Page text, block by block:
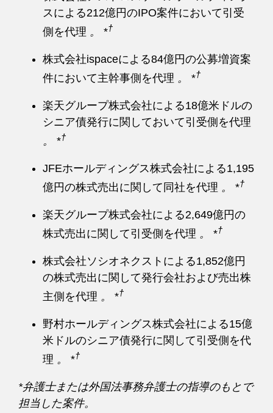
スによる212億円のIPO案件において引受
側を代理 。 *†
株式会社ispaceによる84億円の公募増資案
件において主幹事側を代理 。 *†
楽天グループ株式会社による18億米ドルの
シニア債発行に関しておいて引受側を代理
。
*†
JFEホールディングス株式会社による1,195
億円の株式売出に関して同社を代理 。 *†
楽天グループ株式会社による2,649億円の
株式売出に関して引受側を代理 。 *†
株式会社ソシオネクストによる1,852億円
の株式売出に関して発行会社および売出株
主側を代理 。 *†
野村ホールディングス株式会社による15億
米ドルのシニア債発行に関して引受側を代
理 。 *†
*弁護士または外国法事務弁護士の指導のもとで
担当した案件。